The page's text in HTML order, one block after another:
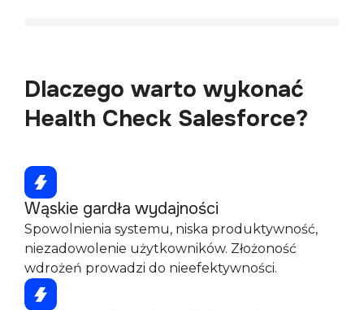
Dlaczego warto wykonać
Health Check Salesforce?
Wąskie gardła wydajności
Spowolnienia systemu, niska produktywność,
niezadowolenie użytkowników. Złożoność
wdrożeń prowadzi do nieefektywności.